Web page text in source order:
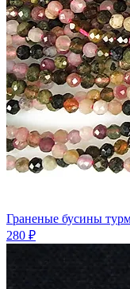
Граненые бусины
280 ₽